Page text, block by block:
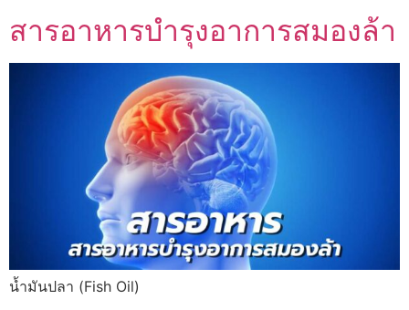
สารอาหารบำรุงอาการสมองล้า
น้ำมันปลา (Fish Oil)